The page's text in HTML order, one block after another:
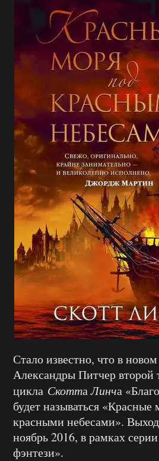
Стало известно, что в
Александры Питчер второй
цикла СкоттаЛинча
будет называться «Красные
красными небесами».
ноябрь 2016, в рамках
фэнтези».